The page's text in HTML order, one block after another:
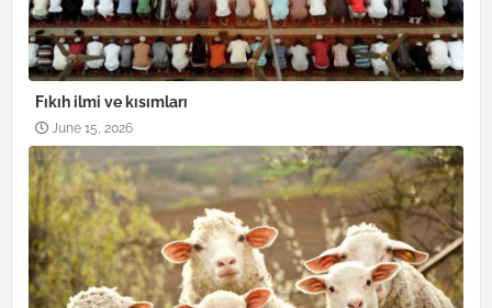
Fıkıh ilmi ve kısımları
June 15, 2026